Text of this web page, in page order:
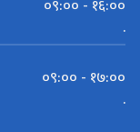
०९:०० - १६:००
०९:०० - १७:००